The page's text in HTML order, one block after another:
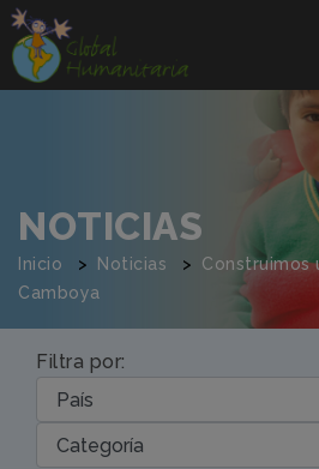
NOTICIAS
Inicio Noticias
Construimos
Camboya
Filtra por: